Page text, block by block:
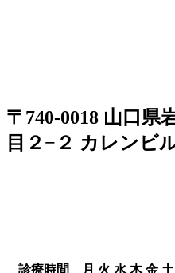
〒740-0018 山口県
目２−２ カレンビ
診療時間 月 火 水 木 金 土